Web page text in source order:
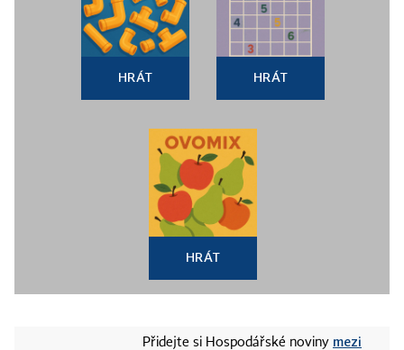
HRÁT HRÁT
HRÁT
Přidejte si Hospodářské noviny mezi